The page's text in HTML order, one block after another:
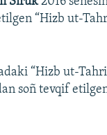
“Hizb ut-
“Hizb ut-
soñ tevqif